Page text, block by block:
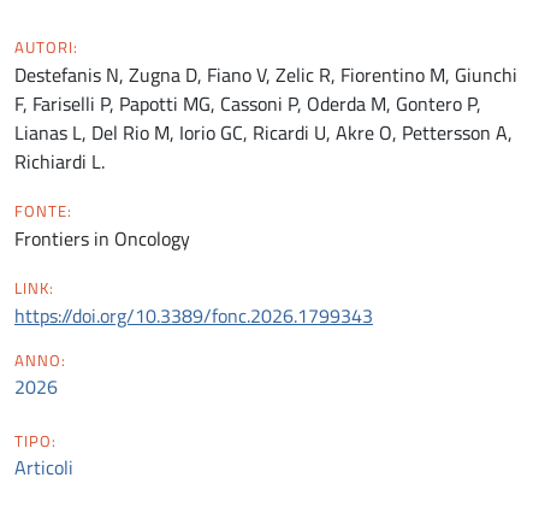
AUTORI:
Destefanis N, Zugna D, Fiano V, Zelic R, Fiorentino M, Giunchi
F, Fariselli P, Papotti MG, Cassoni P, Oderda M, Gontero P,
Lianas L, Del Rio M, Iorio GC, Ricardi U, Akre O, Pettersson A,
Richiardi L.
FONTE:
Frontiers in Oncology
LINK:
https://doi.org/10.3389/fonc.2026.1799343
ANNO:
2026
TIPO:
Articoli